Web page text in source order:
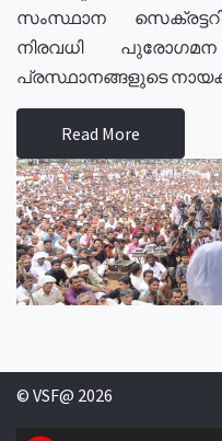
സംസ്ഥാന
നിരവധി
പ്രസ്ഥാനങ്ങളുടെ
Read More
© VSF@ 2026